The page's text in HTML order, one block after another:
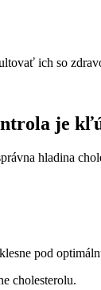
ich so
je​
‍hladina
pod
cholesterolu.